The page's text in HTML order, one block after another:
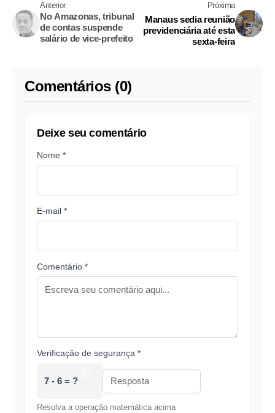
Anterior
No Amazonas, tribunal
de contas suspende
salário de vice-prefeito
Próxima
Manaus sedia reunião
previdenciária até esta
sexta-feira
Comentários (0)
Deixe seu comentário
Nome *
E-mail *
Comentário *
Verificação de segurança *
7 - 6 = ?
Resolva a operação matemática acima